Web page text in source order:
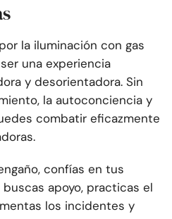
la iluminación con gas
una experiencia
y desorientadora. Sin
la autoconciencia y
combatir eficazmente
confías en tus
apoyo, practicas el
los incidentes y